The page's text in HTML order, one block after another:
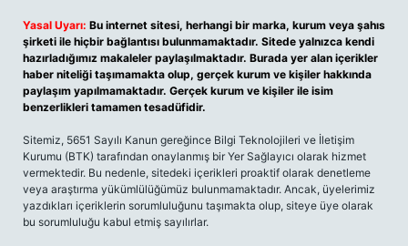
Yasal Uyarı: Bu internet sitesi, herhangi bir marka, kurum veya şahıs
şirketi ile hiçbir bağlantısı bulunmamaktadır. Sitede yalnızca kendi
hazırladığımız makaleler paylaşılmaktadır. Burada yer alan içerikler
haber niteliği taşımamakta olup, gerçek kurum ve kişiler hakkında
paylaşım yapılmamaktadır. Gerçek kurum ve kişiler ile isim
benzerlikleri tamamen tesadüfidir.
Sitemiz, 5651 Sayılı Kanun gereğince Bilgi Teknolojileri ve İletişim
Kurumu (BTK) tarafından onaylanmış bir Yer Sağlayıcı olarak hizmet
vermektedir. Bu nedenle, sitedeki içerikleri proaktif olarak denetleme
veya araştırma yükümlülüğümüz bulunmamaktadır. Ancak, üyelerimiz
yazdıkları içeriklerin sorumluluğunu taşımakta olup, siteye üye olarak
bu sorumluluğu kabul etmiş sayılırlar.